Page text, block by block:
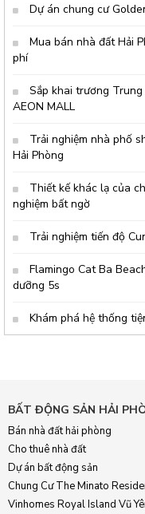
Dự án chung cư
Mua bán nhà đất Hải
phí
Sắp khai trương
AEON MALL
Trải nghiệm nhà phố
Hải Phòng
Thiết kế khác lạ của
nghiệm bất ngờ
Trải nghiệm tiến độ
Flamingo Cat Ba
dưỡng 5s
Khám phá hệ thống
BẤT ĐỘNG SẢN HẢI
Bán nhà đất hải phòng
Cho thuê nhà đất
Dự án bất động sản
Chung Cư The Minato
Vinhomes Royal Island Vũ